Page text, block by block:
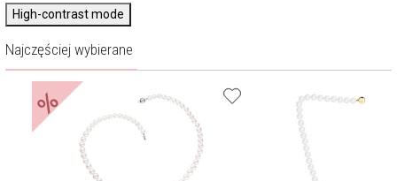
High-contrast mode
Najczęściej wybierane
%